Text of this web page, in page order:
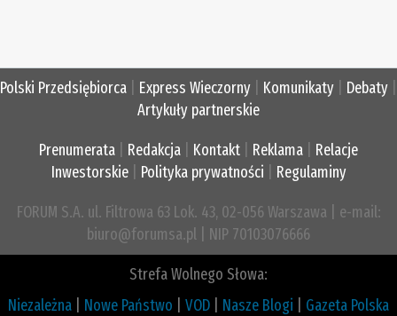
Polski Przedsiębiorca Express Wieczorny Komunikaty Debaty
Artykuły partnerskie
Prenumerata Redakcja Kontakt Reklama
Relacje
Inwestorskie| Polityka prywatności Regulaminy
FORUM S.A. ul. Filtrowa 63 Lok. 43, 02-056 Warszawa | e-mail:
biuro@forumsa.pl | NIP 70103076666
Strefa Wolnego Słowa:
Niezależna
Nowe Państwo VOD Nasze Blogi
Gazeta Polska